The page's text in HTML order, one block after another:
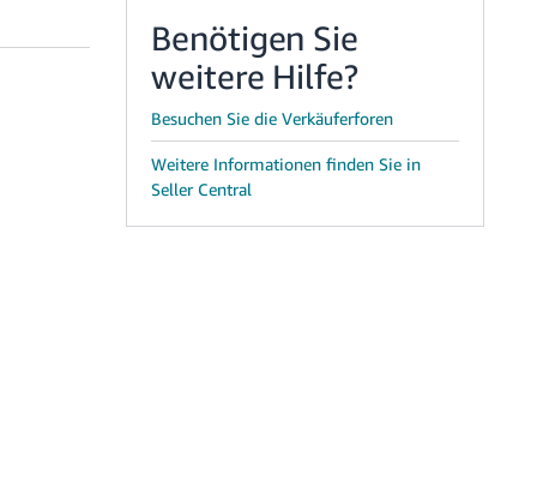
Benötigen Sie
weitere Hilfe?
Besuchen Sie die Verkäuferforen
Weitere Informationen finden Sie in
Seller Central